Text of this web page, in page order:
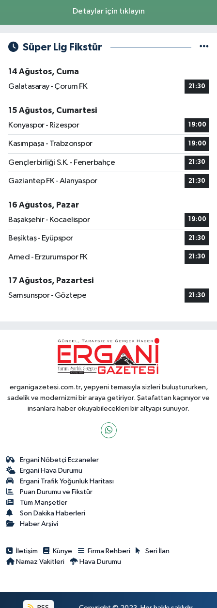
Detaylar için tıklayın
Süper Lig Fikstür
14 Ağustos, Cuma
Galatasaray - Çorum FK
21:30
15 Ağustos, Cumartesi
Konyaspor - Rizespor
19:00
Kasımpaşa - Trabzonspor 19:00
Gençlerbirliği S.K. - Fenerbahçe 21:30
Gaziantep FK - Alanyaspor 21:30
16 Ağustos, Pazar
Başakşehir - Kocaelispor
19:00
Beşiktaş - Eyüpspor 21:30
Amed - Erzurumspor FK 21:30
17 Ağustos, Pazartesi
Samsunspor - Göztepe
21:30
erganigazetesi.com.tr, yepyeni temasıyla sizleri buluştururken,
sadelik ve modernizmi bir araya getiriyor. Şatafattan kaçınıyor ve
insanlara haber okuyabilecekleri bir altyapı sunuyor.
Ergani Nöbetçi Eczaneler
Ergani Hava Durumu
Ergani Trafik Yoğunluk Haritası
Puan Durumu ve Fikstür
Tüm Manşetler
Son Dakika Haberleri
Haber Arşivi
İletişim Künye Firma Rehberi
Seri İlan
Namaz Vakitleri
Hava Durumu